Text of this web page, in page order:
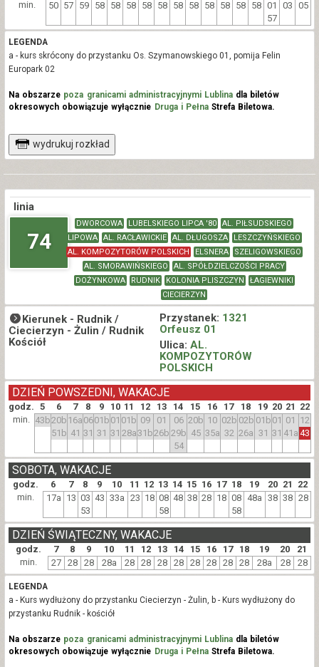
min. 50 57 59 58 58 58 58 58 58 58 58 58 58 58 01
57
03 05
LEGENDA
a - kurs skrócony do przystanku Os. Szymanowskiego 01, pomija Felin
Europark 02
Na obszarze poza granicami administracyjnymi Lublinadla biletów
okresowych obowiązuje wyłącznie Druga i PełnaStrefa Biletowa.
wydrukuj rozkład
linia
74
DWORCOWA LUBELSKIEGO LIPCA '80
AL. PIŁSUDSKIEGO
LIPOWA
AL. RACŁAWICKIE AL. DŁUGOSZA
LESZCZYŃSKIEGO
AL. KOMPOZYTORÓW POLSKICH
ELSNERA
SZELIGOWSKIEGO
AL. SMORAWIŃSKIEGO
AL. SPÓŁDZIELCZOŚCI PRACY
DOŻYNKOWA
RUDNIK KOLONIA PLISZCZYN
ŁAGIEWNIKI
CIECIERZYN
Kierunek - Rudnik /
Ciecierzyn - Żulin / Rudnik
Kościół
Przystanek: 1321
Orfeusz 01
Ulica: AL.
KOMPOZYTORÓW
POLSKICH
godz. 5 6 7 8 9 10 11 12 13 14 15 16 17 18 19 20 21 22
DZIEŃ POWSZEDNI, WAKACJE
min. 43b20b
51b
16a
41
06
31
01b
31
01
31
01b
28a
09
31b
01
26b
06
29b
54
20b
45
10
35a
02b
32
02b
26a
01b
31
01
31
01
41a
12
43
godz. 6 7 8 9 10 11 12 13 14 15 16 17 18 19 20 21 22
SOBOTA, WAKACJE
min. 17a 13 03
53
43 33a 23 18 08
58
48 38 28 18 08
58
48a 38 38 28
godz. 7 8 9 10 11 12 13 14 15 16 17 18 19 20 21
DZIEŃ ŚWIĄTECZNY, WAKACJE
min. 27 28 28 28a 28 28 28 28 28 28 28 28 28a 28 28
LEGENDA
a - Kurs wydłużony do przystanku Ciecierzyn - Żulin, b - Kurs wydłużony do
przystanku Rudnik - kościół
Na obszarze poza granicami administracyjnymi Lublinadla biletów
okresowych obowiązuje wyłącznie Druga i PełnaStrefa Biletowa.